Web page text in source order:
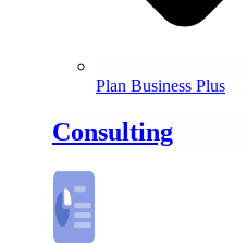
Plan Business Plus
Consulting